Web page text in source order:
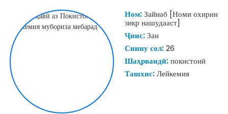
Ном:Зайнаб [Номи охирин
зикр нашудааст]
Ҷинс:Зан
Синну сол:26
Шаҳрвандӣ:покистонӣ
Ташхис:Лейкемия